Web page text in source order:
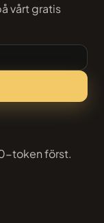
vårt gratis
token först.